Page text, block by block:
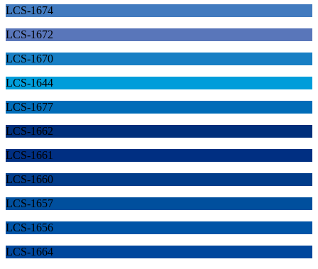
LCS-1674
LCS-1672
LCS-1670
LCS-1644
LCS-1677
LCS-1662
LCS-1661
LCS-1660
LCS-1657
LCS-1656
LCS-1664